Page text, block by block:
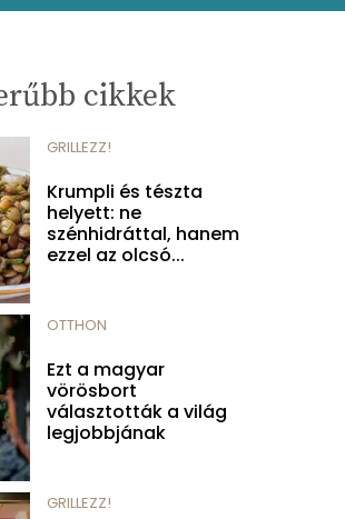
cikkek
GRILLEZZ!
Krumpli és tészta
helyett: ne
szénhidráttal, hanem
ezzel az olcsó...
OTTHON
Ezt a magyar
vörösbort
választották a világ
legjobbjának
GRILLEZZ!